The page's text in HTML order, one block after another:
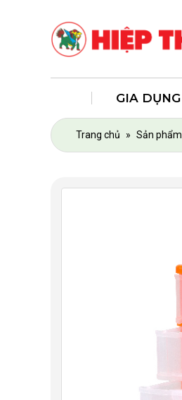
GIA DỤNG
Trang chủ » Sản phẩm